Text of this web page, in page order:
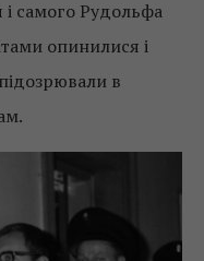
і самого Рудольфа
опинилися і
в